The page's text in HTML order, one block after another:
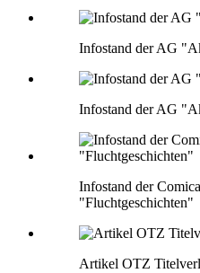
Infostand der AG
Infostand der AG
Infostand der
"Fluchtgeschichten"
Artikel OTZ